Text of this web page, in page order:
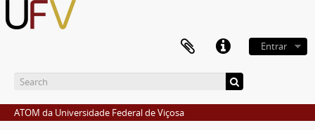
Entrar
ATOM da Universidade Federal de Viçosa